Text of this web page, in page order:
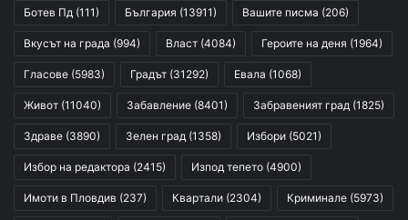
Ботев Пд (111) България (13911) Вашите писма (206)
Вкусът на града (994) Власт (4084) Героите на деня (1964)
Гласове (5983) Градът (31292) Евала (1068)
Живот (11040) Забавление (8401) Забравеният град (1825)
Здраве (3890) Зелен град (1358) Избори (5021)
Избор на редактора (2415) Изпод тепето (4900)
Имоти в Пловдив (237) Квартали (2304) Криминале (5973)